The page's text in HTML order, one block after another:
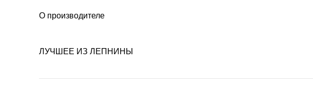
О производителе
ЛУЧШЕЕ ИЗ ЛЕПНИНЫ